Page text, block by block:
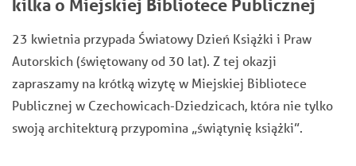
kilka o Miejskiej Bibliotece Publicznej
23 kwietnia przypada Światowy Dzień Książki i Praw
Autorskich (świętowany od 30 lat). Z tej okazji
zapraszamy na krótką wizytę w Miejskiej Bibliotece
Publicznej w Czechowicach-Dziedzicach, która nie tylko
swoją architekturą przypomina „świątynię książki”.